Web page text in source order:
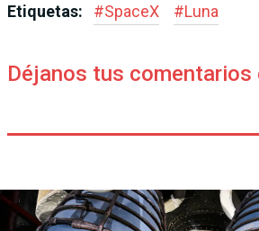
Etiquetas: #SpaceX #Luna
Déjanos tus comentarios